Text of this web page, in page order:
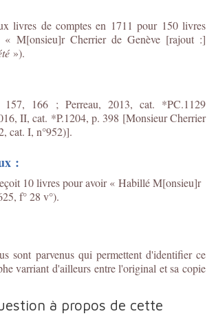
livres de comptes en 1711 pour 150 livres
M[onsieu]r Cherrier de Genève [rajout :]
»).
157, 166 ; Perreau, 2013, cat. *PC.1129
II, cat. *P.1204, p. 398 [Monsieur Cherrier
cat. I, n°952)].
:
10 livres pour avoir « Habillé M[onsieu]r
f° 28 v°).
sont parvenus qui permettent d'identifier ce
varriant d'ailleurs entre l'original et sa copie
à propos de cette